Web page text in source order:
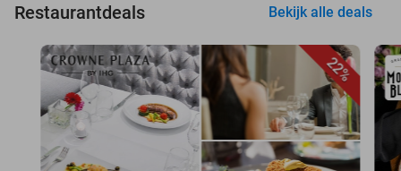
Restaurantdeals Bekijk alle deals
22%